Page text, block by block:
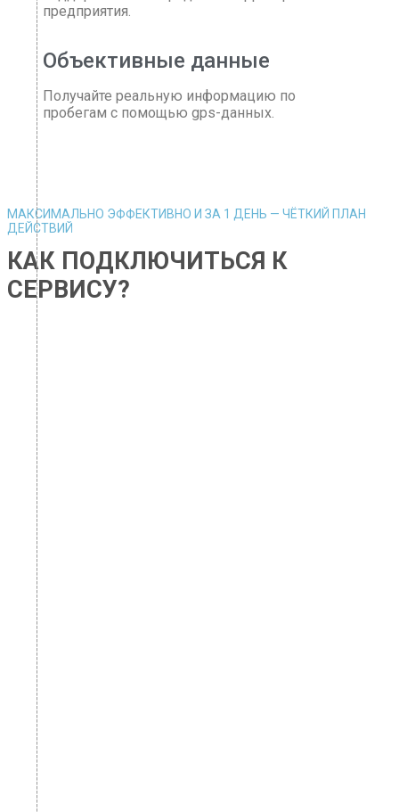
предприятия.
Объективные данные
Получайте реальную информацию по
пробегам с помощью gps-данных.
МАКСИМАЛЬНО ЭФФЕКТИВНО И ЗА 1 ДЕНЬ — ЧЁТКИЙ ПЛАН
ДЕЙСТВИЙ
КАК ПОДКЛЮЧИТЬСЯ К
СЕРВИСУ?